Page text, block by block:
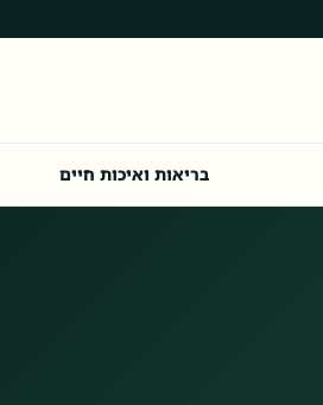
בריאות ואיכות חיים